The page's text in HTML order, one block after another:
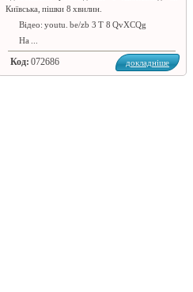
Київська, пішки 8 хвилин.
Відео: youtu. be/zb 3 T 8 QvXCQg
На ...
Код: 072686 докладніше